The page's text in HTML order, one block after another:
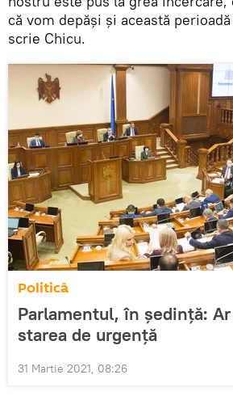
că vom depăși și această
scrie Chicu.
Politică
Parlamentul, în ședință:
starea de urgență
31 Martie 2021, 08:26